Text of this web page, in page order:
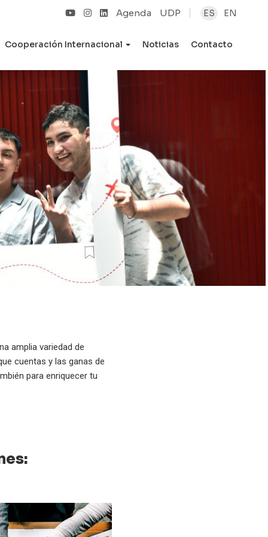
Agenda UDP ES EN
Cooperación Internacional Noticias Contacto
amplia variedad de
cuentas y las ganas de
para enriquecer tu